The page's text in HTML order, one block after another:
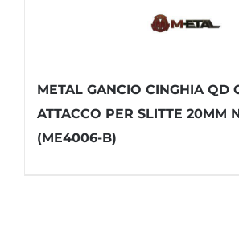
METAL GANCIO CINGHIA QD
ATTACCO PER SLITTE 20MM
(ME4006-B)